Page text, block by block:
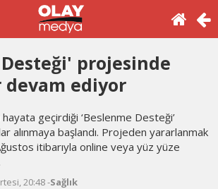
projesinde
ediyor
geçirdiği ‘Beslenme Desteği’
alınmaya başlandı. Projeden yararlanmak
itibarıyla online veya yüz yüze
20:48 -Sağlık